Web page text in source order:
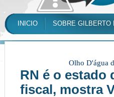
INICIO SOBRE GILBERTO
Olho D'água
RN é o estado
fiscal, mostra